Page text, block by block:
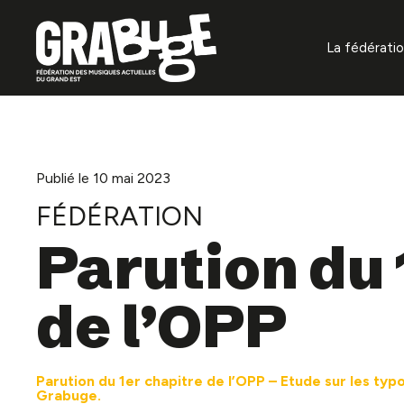
La
Projets
Publié le 10 mai 2023
FÉDÉRATION
Parution du
de l’OPP
Parution du 1er chapitre de l’OPP – Etude sur les
Grabuge.